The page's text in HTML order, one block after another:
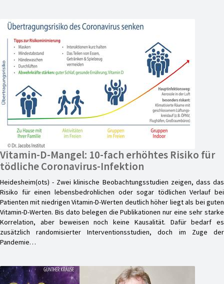
Vitamin-D-Mangel: 10-fach erhöhtes Risiko für
tödliche Coronavirus-Infektion
Heidesheim(ots) - Zwei klinische Beobachtungsstudien zeigen, dass das
Risiko für einen lebensbedrohlichen oder sogar tödlichen Verlauf bei
Patienten mit niedrigen Vitamin-D-Werten deutlich höher liegt als bei guten
Vitamin-D-Werten. Bis dato belegen die Publikationen nur eine sehr starke
Korrelation, aber beweisen noch keine Kausalität. Dafür bedarf es
zusätzlich randomisierter Interventionsstudien, doch im Zuge der
Pandemie…